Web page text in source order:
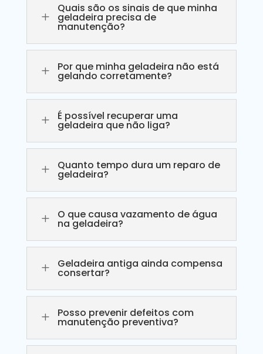
L
Quais são os sinais de que minha
geladeira precisa de
manutenção?
L Por que minha geladeira não está
gelando corretamente?
L É possível recuperar uma
geladeira que não liga?
L Quanto tempo dura um reparo de
geladeira?
L O que causa vazamento de água
na geladeira?
L Geladeira antiga ainda compensa
consertar?
L Posso prevenir defeitos com
manutenção preventiva?